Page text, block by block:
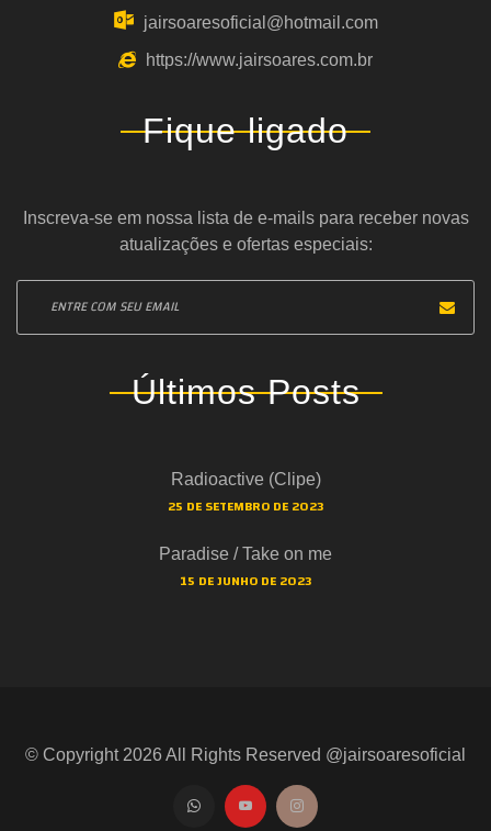
jairsoaresoficial@hotmail.com
https://www.jairsoares.com.br
Fique ligado
Inscreva-se em nossa lista de e-mails para receber novas
atualizações e ofertas especiais:
Últimos Posts
Radioactive (Clipe)
25 DE SETEMBRO DE 2023
Paradise / Take on me
15 DE JUNHO DE 2023
© Copyright 2026 All Rights Reserved @jairsoaresoficial